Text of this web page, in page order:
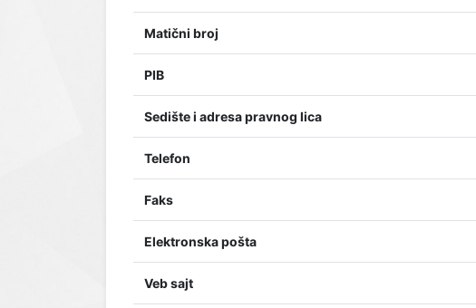
Matični broj
PIB
Sedište i adresa pravnog lica
Telefon
Faks
Elektronska pošta
Veb sajt